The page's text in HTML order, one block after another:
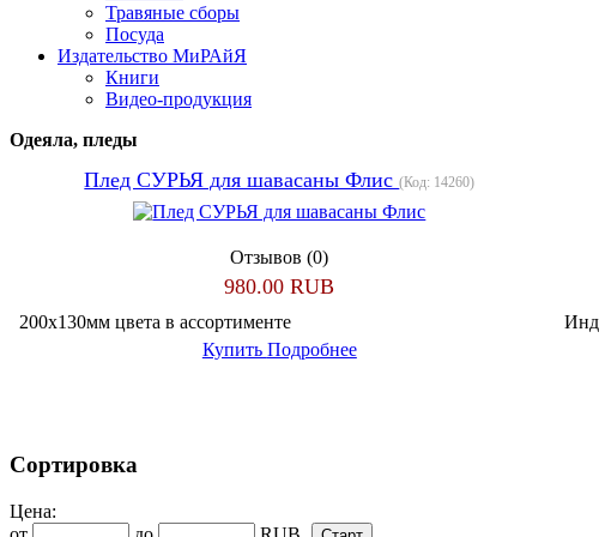
Травяные сборы
Посуда
Издательство МиРАйЯ
Книги
Видео-продукция
Одеяла, пледы
Плед СУРЬЯ для шавасаны Флис(Код: 14260)
Отзывов (0)
980.00 RUB
200х130мм цвета в ассортименте
Купить Подробнее
Сортировка
Цена: